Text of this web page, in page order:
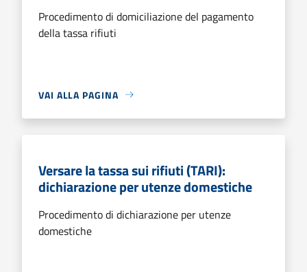
Procedimento di domiciliazione del pagamento
della tassa rifiuti
VAI ALLA PAGINA
Versare la tassa sui rifiuti (TARI):
dichiarazione per utenze domestiche
Procedimento di dichiarazione per utenze
domestiche